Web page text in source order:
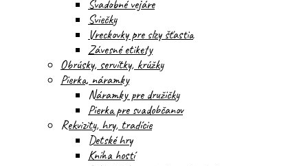
Svadobné vejáre
Sviečky
Vreckovky pre slzy šťastia
Závesné etikety
Obrúsky, servítky, krúžky
Pierka, náramky
Náramky pre družičky
Pierka pre svadobčanov
Rekvizity, hry, tradície
Detské hry
Kniha hostí